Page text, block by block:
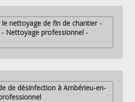
nettoyage de fin de chantier -
Nettoyage professionnel -
de désinfection à Ambérieu-en-